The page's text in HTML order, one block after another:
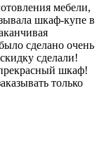
мебели,
шкаф-купе в
сделано очень
сделали!
шкаф!
только